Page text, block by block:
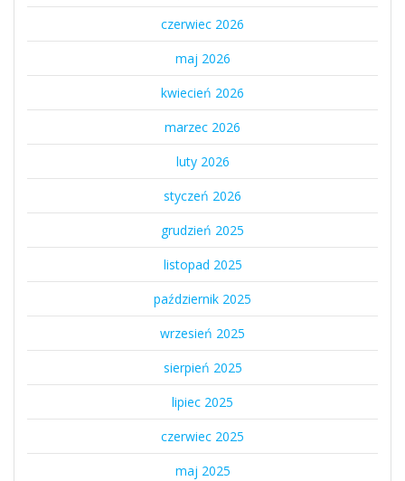
czerwiec 2026
maj 2026
kwiecień 2026
marzec 2026
luty 2026
styczeń 2026
grudzień 2025
listopad 2025
październik 2025
wrzesień 2025
sierpień 2025
lipiec 2025
czerwiec 2025
maj 2025